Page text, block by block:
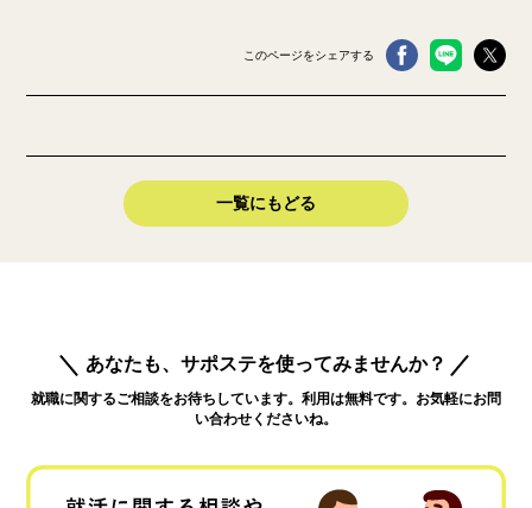
このページをシェアする
一覧にもどる
あなたも、サポステを使ってみませんか？
就職に関するご相談をお待ちしています。利用は無料です。お気軽にお問
い合わせくださいね。